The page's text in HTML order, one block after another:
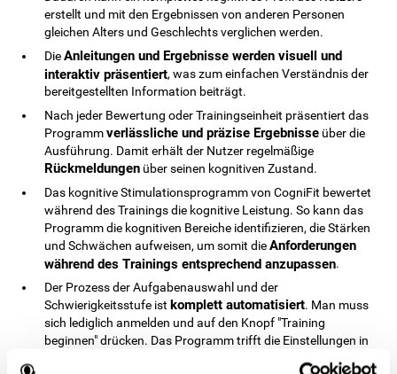
erstellt und mit den Ergebnissen von anderen Personen
gleichen Alters und Geschlechts verglichen werden.
DieAnleitungen und Ergebnisse werden visuell und
interaktiv präsentiert, was zum einfachen Verständnis der
bereitgestellten Information beiträgt.
Nach jeder Bewertung oder Trainingseinheit präsentiert das
Programmverlässliche und präzise Ergebnisse über die
Ausführung. Damit erhält der Nutzer regelmäßige
Rückmeldungen über seinen kognitiven Zustand.
Das kognitive Stimulationsprogramm von CogniFit bewertet
während des Trainings die kognitive Leistung. So kann das
Programm die kognitiven Bereiche identifizieren, die Stärken
und Schwächen aufweisen, um somit dieAnforderungen
während des Trainings entsprechend anzupassen.
Der Prozess der Aufgabenauswahl und der
Schwierigkeitsstufe ist komplett automatisiert. Man muss
sich lediglich anmelden und auf den Knopf "Training
beginnen" drücken. Das Programm trifft die Einstellungen in